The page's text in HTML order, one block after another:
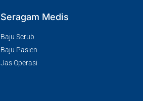
Seragam Medis
Baju Scrub
Baju Pasien
Jas Operasi